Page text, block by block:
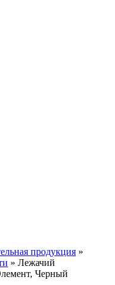
продукция »
» Лежачий
Черный